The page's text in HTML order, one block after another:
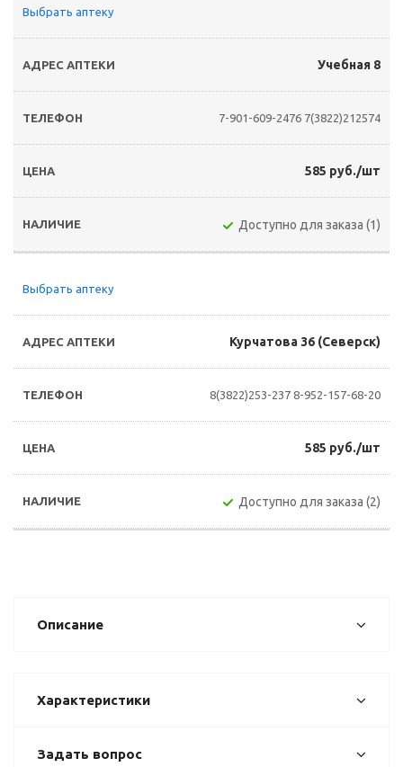
Выбрать аптеку
Учебная 8
7-901-609-2476 7(3822)212574
585 руб./шт
Доступно для заказа (1)
Выбрать аптеку
Курчатова 36 (Северск)
8(3822)253-237 8-952-157-68-20
585 руб./шт
Доступно для заказа (2)
Описание
Характеристики
Задать вопрос